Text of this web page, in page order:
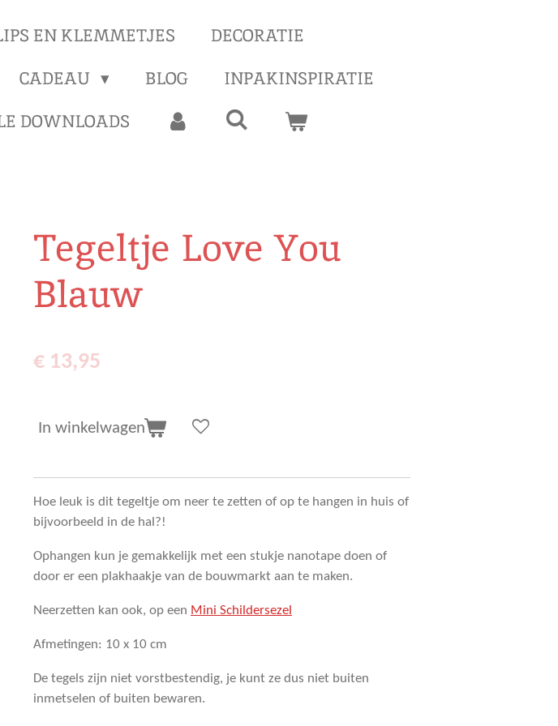
EN KLEMMETJES
DECORATIE
CADEAU BLOG
INPAKINSPIRATIE
DOWNLOADS
Tegeltje Love You
Blauw
€ 13,95
In winkelwagen
Hoe leuk is dit tegeltje om neer te zetten of op te hangen in huis of
bijvoorbeeld in de hal?!
Ophangen kun je gemakkelijk met een stukje nanotape doen of
door er een plakhaakje van de bouwmarkt aan te maken.
Neerzetten kan ook, op een Mini Schildersezel
Afmetingen: 10 x 10 cm
De tegels zijn niet vorstbestendig, je kunt ze dus niet buiten
inmetselen of buiten bewaren.